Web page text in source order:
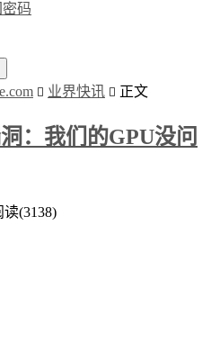
码
 业界快讯  正文
：我们的GPU没问
读(3138)